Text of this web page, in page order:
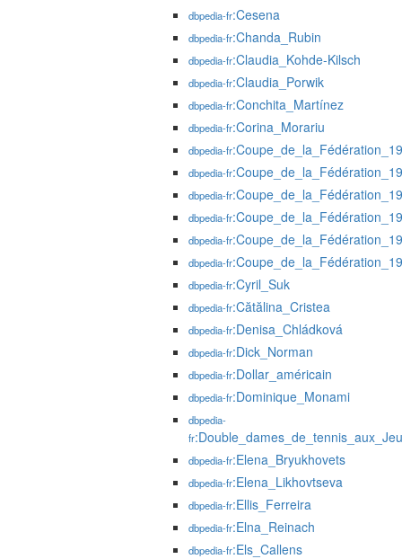
dbpedia-fr:Cesena
dbpedia-fr:Chanda_Rubin
dbpedia-fr:Claudia_Kohde-Kilsch
dbpedia-fr:Claudia_Porwik
dbpedia-fr:Conchita_Martínez
dbpedia-fr:Corina_Morariu
dbpedia-fr
dbpedia-fr
dbpedia-fr
dbpedia-fr
dbpedia-fr
dbpedia-fr
dbpedia-fr:Cyril_Suk
dbpedia-fr:Cătălina_Cristea
dbpedia-fr:Denisa_Chládková
dbpedia-fr:Dick_Norman
dbpedia-fr:Dollar_américain
dbpedia-fr:Dominique_Monami
dbpedia-
fr
dbpedia-fr:Elena_Bryukhovets
dbpedia-fr:Elena_Likhovtseva
dbpedia-fr:Ellis_Ferreira
dbpedia-fr:Elna_Reinach
dbpedia-fr:Els_Callens